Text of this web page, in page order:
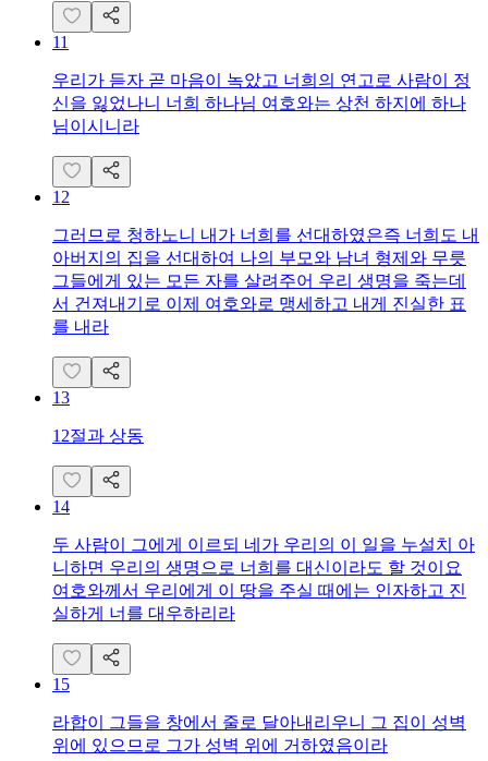
11
우리가 듣자 곧 마음이 녹았고 너희의 연고로 사람이 정
신을 잃었나니 너희 하나님 여호와는 상천 하지에 하나
님이시니라
12
그러므로 청하노니 내가 너희를 선대하였은즉 너희도 내
아버지의 집을 선대하여 나의 부모와 남녀 형제와 무릇
그들에게 있는 모든 자를 살려주어 우리 생명을 죽는데
서 건져내기로 이제 여호와로 맹세하고 내게 진실한 표
를 내라
13
12절과 상동
14
두 사람이 그에게 이르되 네가 우리의 이 일을 누설치 아
니하면 우리의 생명으로 너희를 대신이라도 할 것이요
여호와께서 우리에게 이 땅을 주실 때에는 인자하고 진
실하게 너를 대우하리라
15
라합이 그들을 창에서 줄로 달아내리우니 그 집이 성벽
위에 있으므로 그가 성벽 위에 거하였음이라